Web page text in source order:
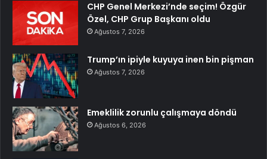
CHP Genel Merkezi’nde seçim! Özgür
Özel, CHP Grup Başkanı oldu
Ağustos 7, 2026
Trump’ın ipiyle kuyuya inen bin pişman
Ağustos 7, 2026
Emeklilik zorunlu çalışmaya döndü
Ağustos 6, 2026